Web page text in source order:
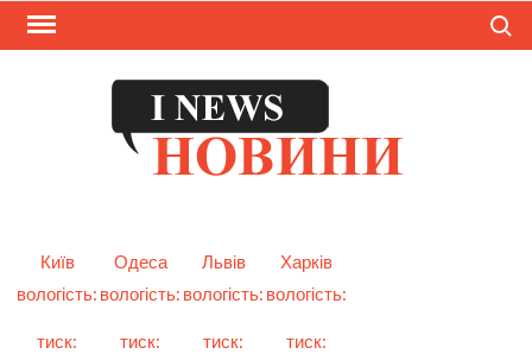
Skip
Київ
Одеса Львів
Харків
вологість:
тиск:
вологість:
тиск:
вологість:
тиск:
вологість:
тиск: